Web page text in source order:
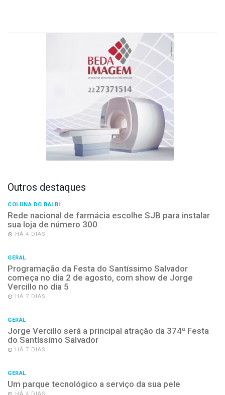
Outros destaques
COLUNA DO BALBI
Rede nacional de farmácia escolhe SJB para instalar
sua loja de número 300
HÁ 4 DIAS
GERAL
Programação da Festa do Santíssimo Salvador
começa no dia 2 de agosto, com show de Jorge
Vercillo no dia 5
HÁ 7 DIAS
GERAL
Jorge Vercillo será a principal atração da 374ª Festa
do Santíssimo Salvador
HÁ 7 DIAS
GERAL
Um parque tecnológico a serviço da sua pele
HÁ 4 DIAS